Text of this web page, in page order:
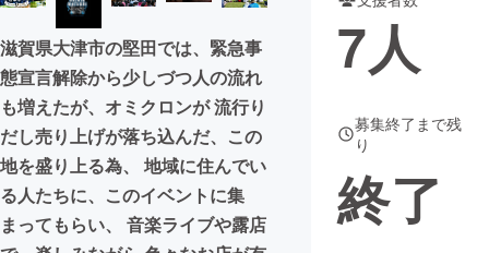
CAMPFIREふるさと納税machi-ya コミュニティ
滋賀県大津市の堅田では、緊急事
態宣言解除から少しづつ人の流れ
も増えたが、オミクロンが 流行り
だし売り上げが落ち込んだ、この
地を盛り上る為、 地域に住んでい
る人たちに、このイベントに集
まってもらい、 音楽ライブや露店
7人
募集終了まで残
り
終了